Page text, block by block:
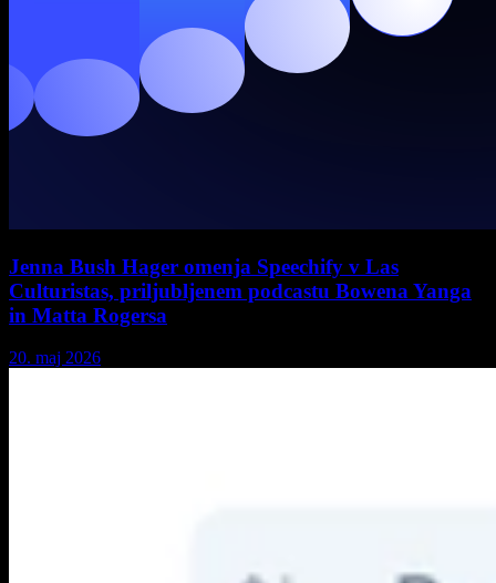
Jenna Bush Hager omenja Speechify v Las
Culturistas, priljubljenem podcastu Bowena Yanga
in Matta Rogersa
20. maj 2026